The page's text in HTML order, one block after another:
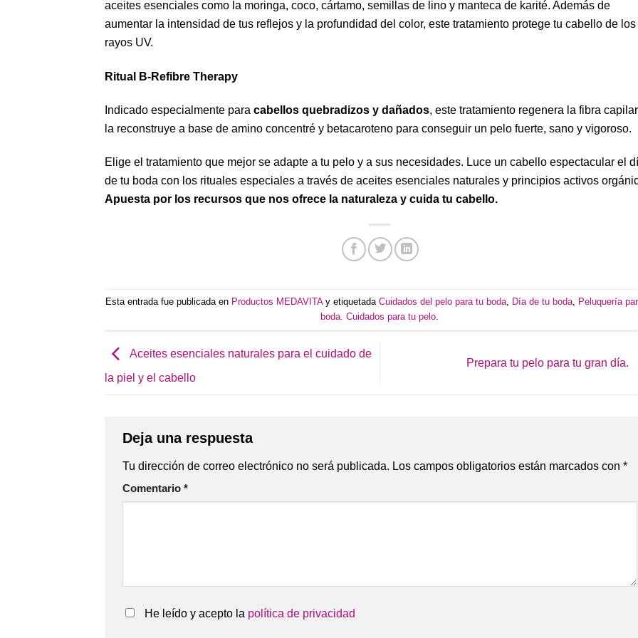
aceites esenciales como la moringa, coco, cártamo, semillas de lino y manteca de karité. Además de
aumentar la intensidad de tus reflejos y la profundidad del color, este tratamiento protege tu cabello de los
rayos UV.
Ritual B-Refibre Therapy
Indicado especialmente para cabellos quebradizos y dañados, este tratamiento regenera la fibra
la reconstruye a base de amino concentré y betacaroteno para conseguir un pelo fuerte, sano y vigoroso.
Elige el tratamiento que mejor se adapte a tu pelo y a sus necesidades. Luce un cabello espectacular el
de tu boda con los rituales especiales a través de aceites esenciales naturales y principios activos
Apuesta por los recursos que nos ofrece la naturaleza y cuida tu cabello.
Esta entrada fue publicada en Productos MEDAVITAy etiquetadaCuidados del pelo para tu boda, Día de tu boda, Peluquería
boda. Cuidados para tu pelo.
Aceites esenciales naturales para el cuidado de
la piel y el cabello
Prepara tu pelo para tu gran día.
Deja una respuesta
Tu dirección de correo electrónico no será publicada. Los campos obligatorios están marcados con *
Comentario *
He leído y acepto la política de privacidad